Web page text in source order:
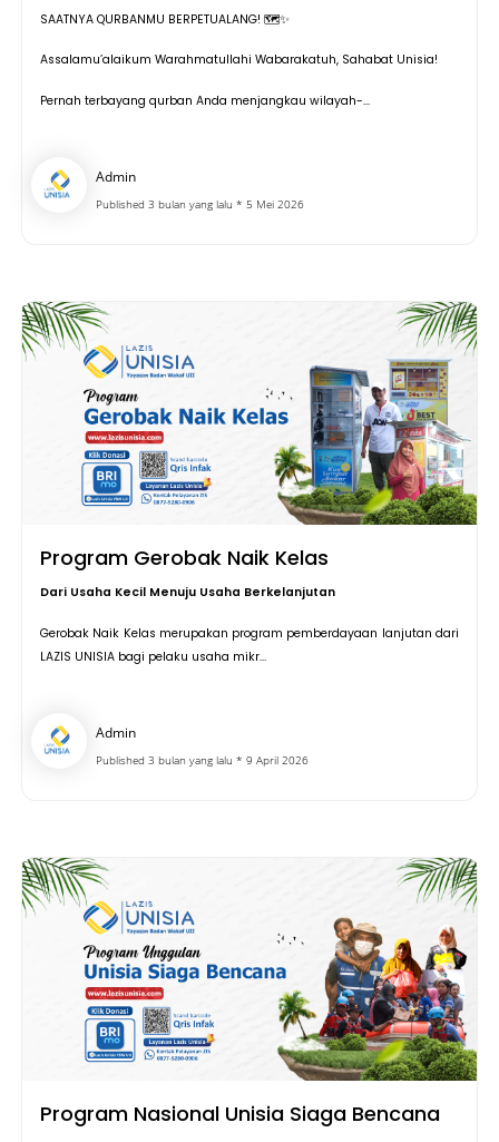
SAATNYA QURBANMU BERPETUALANG! 🗺️✨
Assalamu’alaikum Warahmatullahi Wabarakatuh, Sahabat Unisia!
Pernah terbayang qurban Anda menjangkau wilayah-...
Admin
Published 3 bulan yang lalu * 5 Mei 2026
Program Gerobak Naik Kelas
Dari Usaha Kecil Menuju Usaha Berkelanjutan
Gerobak Naik Kelas merupakan program pemberdayaan lanjutan dari
LAZIS UNISIA bagi pelaku usaha mikr...
Admin
Published 3 bulan yang lalu * 9 April 2026
Program Nasional Unisia Siaga Bencana